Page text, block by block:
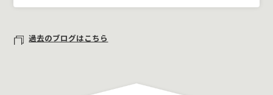
過去のブログはこちら